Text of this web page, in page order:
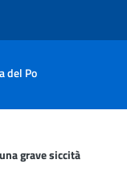
del Po
grave siccità